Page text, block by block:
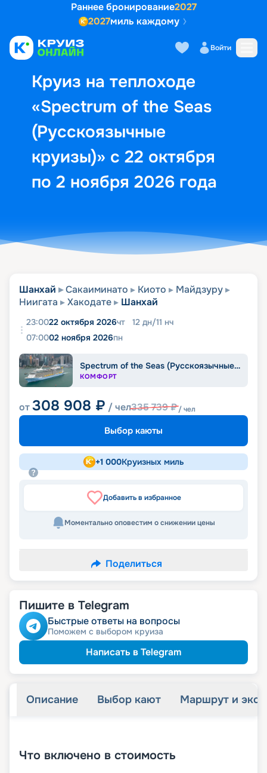
Раннее бронирование2027
2027миль каждому
Войти
Круиз на теплоходе
«Spectrum of the Seas
(Русскоязычные
круизы)» с 22 октября
по 2 ноября 2026 года
Выбор кают Маршрут и
Шанхай Сакаиминато Киото
Майдзуру
Ниигата
Хакодате Шанхай
23:0022 октября 2026чт 12 дн/11 нч
07:0002 ноября 2026пн
Spectrum of the Seas (Русскоязычные круизы)
КОМФОРТ
от308 908 ₽ / чел335 739₽/ чел
Выбор каюты
+1 000Круизных миль
Добавить в избранное
Моментально оповестим о снижении цены
Поделиться
Пишите в Telegram
Быстрые ответы на вопросы
Поможем с выбором круиза
Написать в Telegram
Описание Выбор кают Маршрут и
Что включено в стоимость